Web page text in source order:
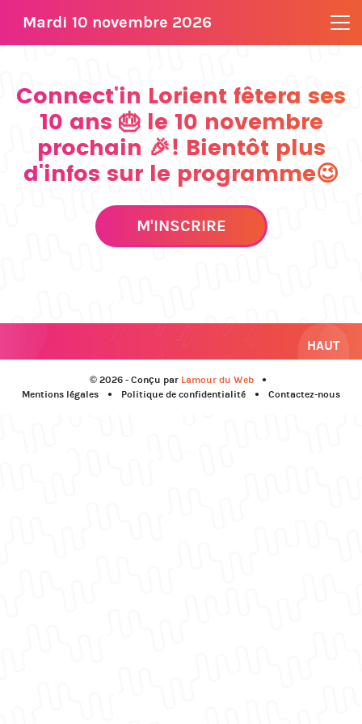
Mardi 10 novembre 2026
Connect'in Lorient fêtera ses
10 ans 🎂 le 10 novembre
prochain 🎉! Bientôt plus
d'infos sur le programme😉
M'INSCRIRE
HAUT
© 2026 - Conçu par Lamour du Web
Mentions légales
Politique de confidentialité Contactez-nous